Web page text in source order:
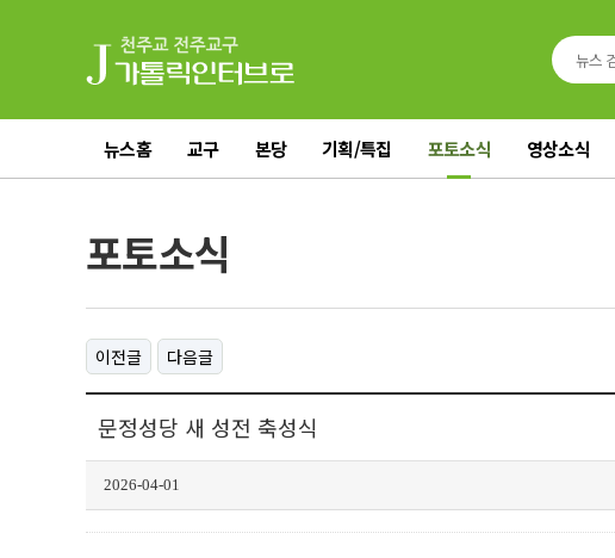
뉴스홈 교구 본당 기획/특집 포토소식 영상소식
포토소식
이전글 다음글
문정성당 새 성전 축성식
2026-04-01